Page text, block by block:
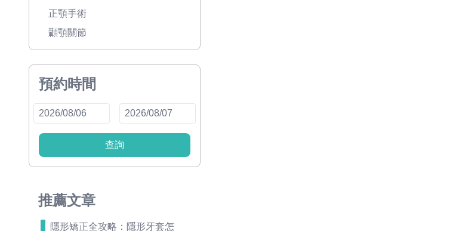
正顎手術
顳顎關節
預約時間
查詢
推薦文章
隱形矯正全攻略：隱形牙套怎